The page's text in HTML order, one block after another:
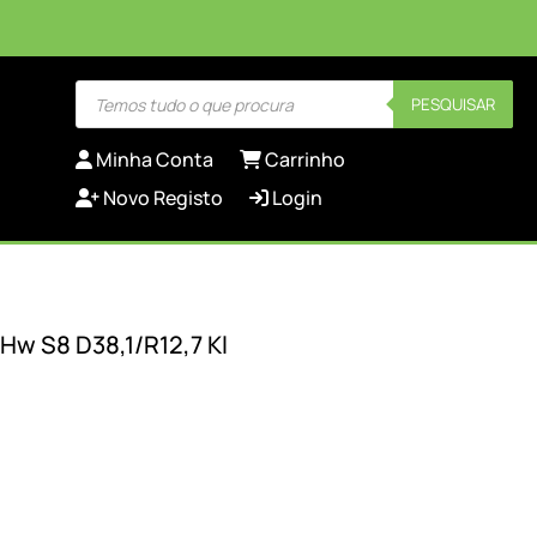
Products
search PESQUISAR
Minha Conta
Carrinho
Novo Registo
Login
S8 D38,1/R12,7 Kl